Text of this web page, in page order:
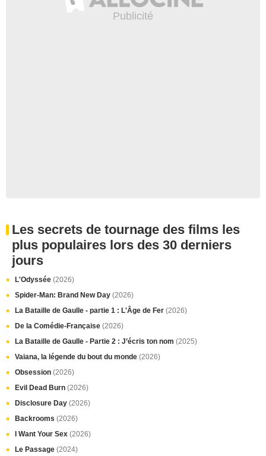
Les secrets de tournage des films les
plus populaires lors des 30 derniers
jours
L'Odyssée (2026)
Spider-Man: Brand New Day (2026)
La Bataille de Gaulle - partie 1 : L'Âge de Fer (2026)
De la Comédie-Française (2026)
La Bataille de Gaulle - Partie 2 : J’écris ton nom (2025)
Vaiana, la légende du bout du monde (2026)
Obsession (2026)
Evil Dead Burn (2026)
Disclosure Day (2026)
Backrooms (2026)
I Want Your Sex (2026)
Le Passage (2024)